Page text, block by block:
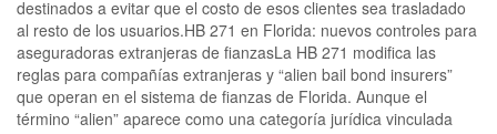
destinados a evitar que el costo de esos clientes sea trasladado
al resto de los usuarios.HB 271 en Florida: nuevos controles para
aseguradoras extranjeras de fianzasLa HB 271 modifica las
reglas para compañías extranjeras y “alien bail bond insurers”
que operan en el sistema de fianzas de Florida. Aunque el
término “alien” aparece como una categoría jurídica vinculada